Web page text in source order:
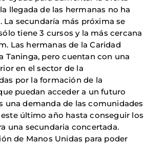
llegada de las hermanas no ha
secundaría más próxima se
tiene 3 cursos y la más cercana
Las hermanas de la Caridad
Taninga, pero cuentan con una
en el sector de la
por la formación de la
puedan acceder a un futuro
una demanda de las comunidades
último año hasta conseguir los
una secundaria concertada.
de Manos Unidas para poder